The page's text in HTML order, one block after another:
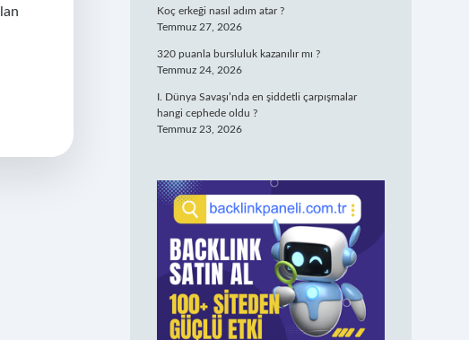
Koç erkeği nasıl adım atar ?
Temmuz 27, 2026
320 puanla bursluluk kazanılır mı ?
Temmuz 24, 2026
I. Dünya Savaşı’nda en şiddetli çarpışmalar
hangi cephede oldu ?
Temmuz 23, 2026